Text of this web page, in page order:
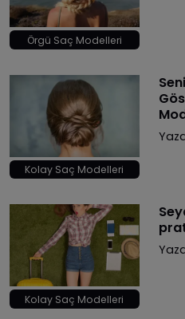
Örgü Saç Modelleri
Kolay Saç Modelleri
Kolay Saç Modelleri